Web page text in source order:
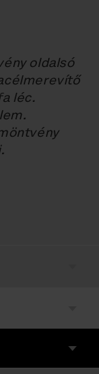
oldalsó
léc.